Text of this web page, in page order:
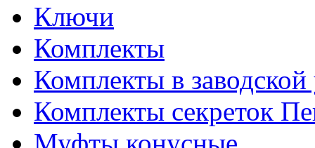
Ключи
Комплекты
Комплекты в заводской
Комплекты секреток